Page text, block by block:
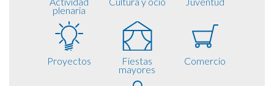
plenaria
Proyectos Fiestas
mayores
Comercio